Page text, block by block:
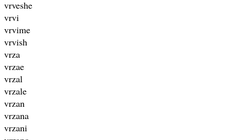
vrveshe
vrvi
vrvime
vrvish
vrza
vrzae
vrzal
vrzale
vrzan
vrzana
vrzani